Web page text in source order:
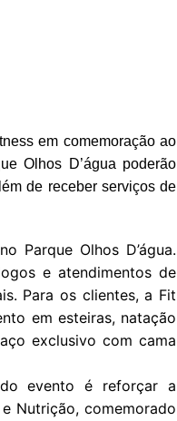
em comemoração ao
Olhos D’água poderão
de receber serviços de
Parque Olhos D’água.
e atendimentos de
Para os clientes, a Fit
em esteiras, natação
exclusivo com cama
evento é reforçar a
Nutrição, comemorado